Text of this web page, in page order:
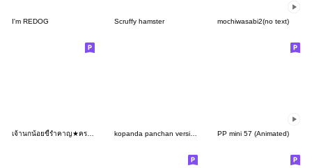
I'm REDOG Scruffy hamster mochiwasabi2(no text)
เจ้านกน้อยขี้รำคาญ★ครอบครัวสามารถใช้ได้ kopanda panchan version.1 PP mini 57 (Animated)